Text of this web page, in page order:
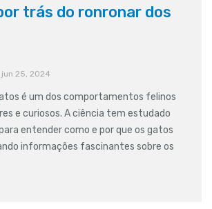
trás do ronronar dos
jun 25, 2024
é um dos comportamentos felinos
e curiosos. A ciência tem estudado
entender como e por que os gatos
informações fascinantes sobre os